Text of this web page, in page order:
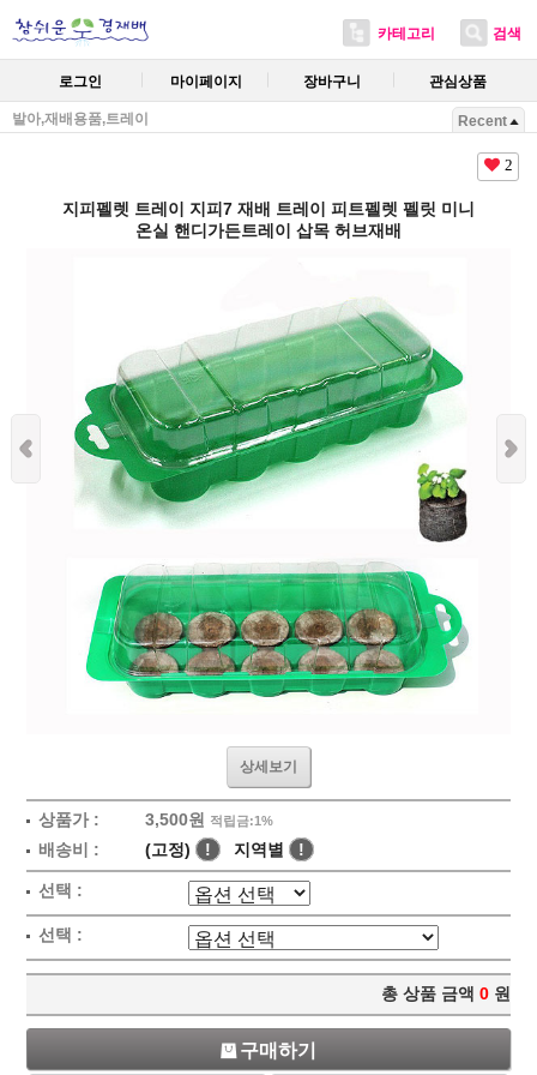
카테고리 검색
로그인 마이페이지 장바구니 관심상품
발아,재배용품,트레이 Recent
2
지피펠렛 트레이 지피7 재배 트레이 피트펠렛 펠릿 미니
온실 핸디가든트레이 삽목 허브재배
상세보기
상품가 : 3,500원 적립금:1%
배송비 : (고정) ! 지역별 !
선택 :
선택 :
총 상품 금액 0 원
구매하기